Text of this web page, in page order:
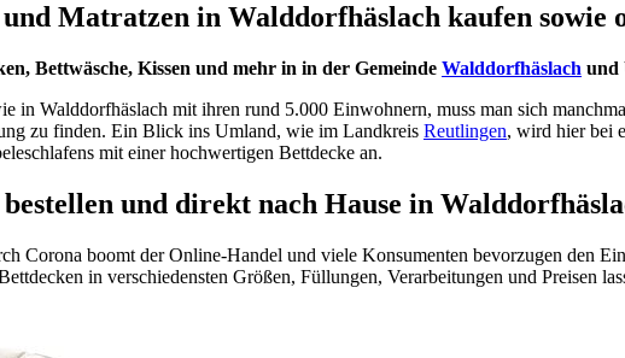
Matratzen in Walddorfhäslach kaufen sowie
Bettwäsche, Kissen und mehr in in der Gemeinde Walddorfhäslach und
in Walddorfhäslach mit ihren rund 5.000 Einwohnern, muss man sich
zu finden. Ein Blick ins Umland, wie im Landkreis Reutlingen, wird hier bei
mit einer hochwertigen Bettdecke an.
und direkt nach Hause in
Corona boomt der Online-Handel und viele Konsumenten bevorzugen den
in verschiedensten Größen, Füllungen, Verarbeitungen und Preisen